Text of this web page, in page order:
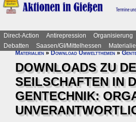
Direct-Action Antirepression Organisierung
Debatten
Saasen/GI/Mittelhessen
Materialien»Download Umweltthemen»
DOWNLOADS ZU
SEILSCHAFTEN IN
GENTECHNIK: